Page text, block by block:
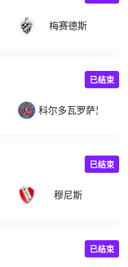
梅赛德斯
科尔多瓦罗萨里奥中
已结束
穆尼斯
已结束
已结束